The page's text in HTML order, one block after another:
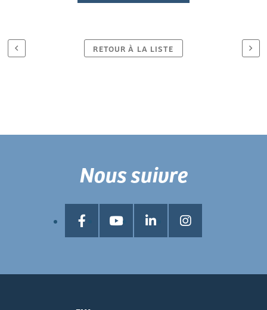
RETOUR À LA LISTE
Nous suivre